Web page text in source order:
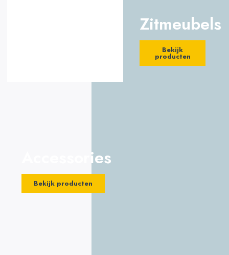
Zitmeubels
Bekijk
producten
Accessories
Bekijk producten